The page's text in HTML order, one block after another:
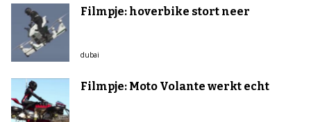
Filmpje: hoverbike stort neer
dubai
Filmpje: Moto Volante werkt echt